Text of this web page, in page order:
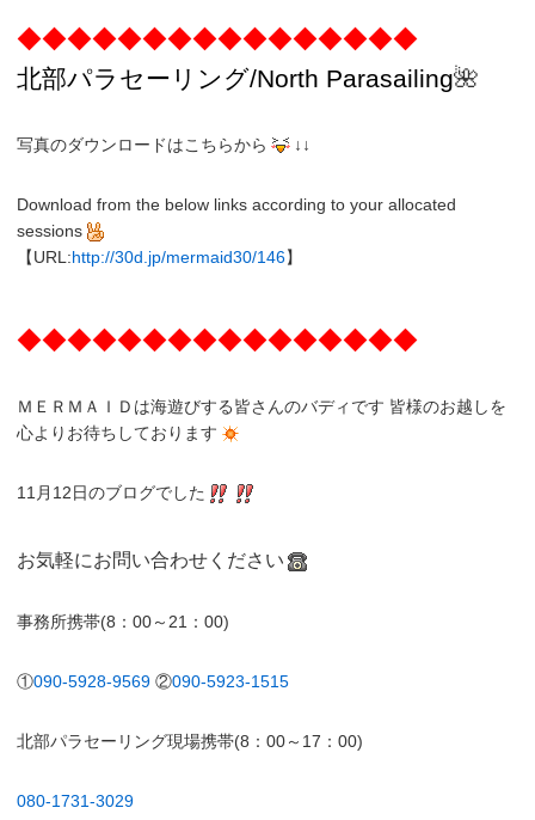
◆◆◆◆◆◆◆◆◆◆◆◆◆◆◆◆
北部パラセーリング/North Parasailing🌺
写真のダウンロードはこちらから ↓↓
Download from the below links according to your allocated
sessions
【URL:http://30d.jp/mermaid30/146】
◆◆◆◆◆◆◆◆◆◆◆◆◆◆◆◆
ＭＥＲＭＡＩＤは海遊びする皆さんのバディです 皆様のお越しを
心よりお待ちしております
11月12日のブログでした
お気軽にお問い合わせください
事務所携帯(8：00～21：00)
①090-5928-9569 ②090-5923-1515
北部パラセーリング現場携帯(8：00～17：00)
080-1731-3029